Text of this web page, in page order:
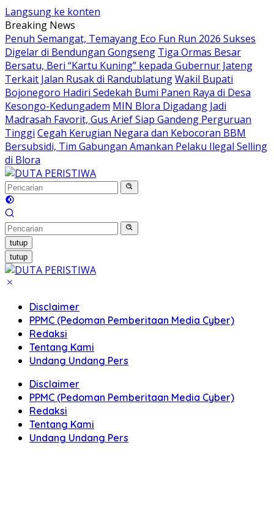
Langsung ke konten
Breaking News
Penuh Semangat, Temayang Eco Fun Run 2026 Sukses
Digelar di Bendungan Gongseng Tiga Ormas Besar
Bersatu, Beri “Kartu Kuning” kepada Gubernur Jateng
Terkait Jalan Rusak di RandublatungWakil Bupati
Bojonegoro Hadiri Sedekah Bumi Panen Raya di Desa
Kesongo-Kedungadem MIN Blora Digadang Jadi
Madrasah Favorit, Gus Arief Siap Gandeng Perguruan
Tinggi Cegah Kerugian Negara dan Kebocoran BBM
Bersubsidi, Tim Gabungan Amankan Pelaku Ilegal Selling
di Blora
tutup
tutup
Disclaimer
PPMC (Pedoman Pemberitaan Media Cyber)
Redaksi
Tentang Kami
Undang Undang Pers
Disclaimer
PPMC (Pedoman Pemberitaan Media Cyber)
Redaksi
Tentang Kami
Undang Undang Pers